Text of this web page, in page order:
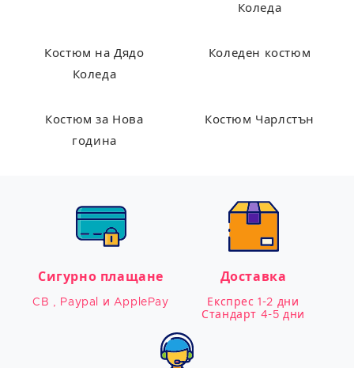
Коледа
Костюм на Дядо
Коледа
Коледен костюм
Костюм за Нова
година
Костюм Чарлстън
Сигурно плащане
CB , Paypal и ApplePay
Доставка
Експрес 1-2 дни
Стандарт 4-5 дни